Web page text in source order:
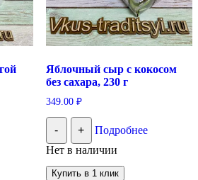
Яблочный сыр с кокосом
без сахара, 230 г
349.00 ₽
- +
Подробнее
Нет в наличии
Купить в 1 клик